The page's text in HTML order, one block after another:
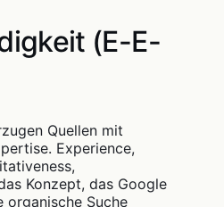
(E-E-
Quellen mit
Experience,
Konzept, das Google
organische Suche